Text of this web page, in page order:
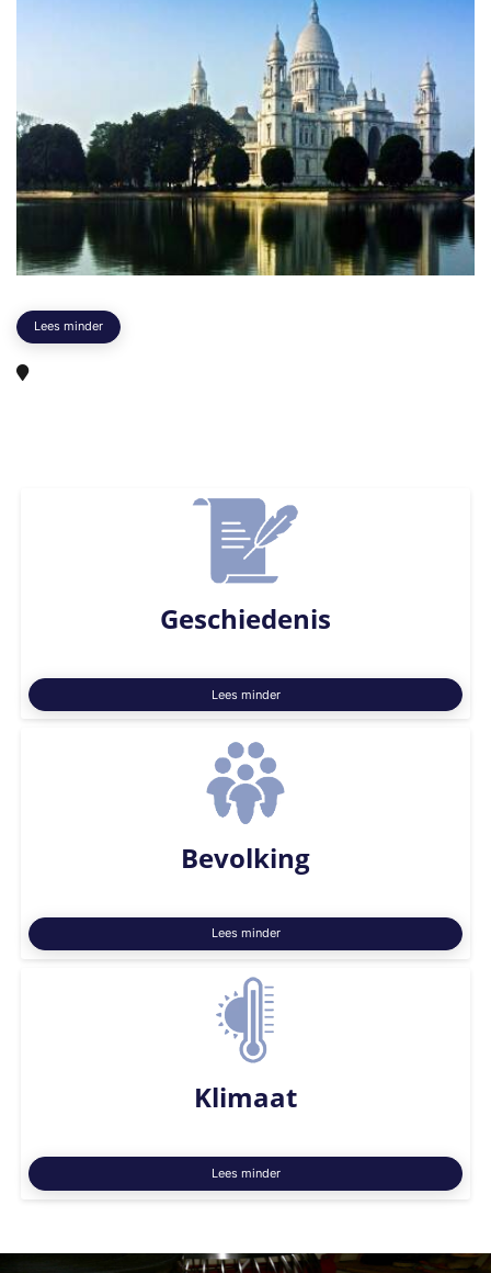
Lees minder
Geschiedenis
Lees minder
Bevolking
Lees minder
Klimaat
Lees minder